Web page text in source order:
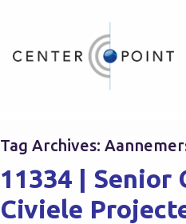
Tag Archives:
11334 | Senior
Civiele